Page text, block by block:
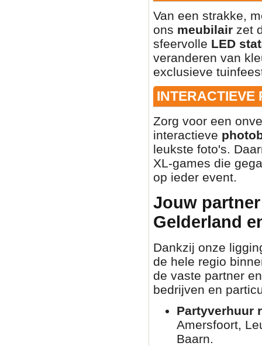
Van een strakke,
ons meubilair zet
sfeervolle LED
veranderen van
exclusieve
INTERACTIEVE
Zorg voor een
interactieve
leukste foto's.
XL-games die
op ieder event.
Jouw
Gelderland
Dankzij onze
de hele regio
de vaste partner
bedrijven en
Partyverhuur
Amersfoort,
Baarn.